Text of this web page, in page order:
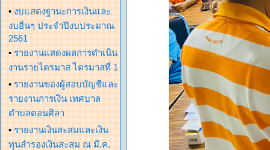
• งบแสดงฐานะการเงินและ
งบอื่นๆ ประจำปีงบประมาณ
2561
• รายงานแสดงผลการดำเนิน
งานรายไตรมาส ไตรมาสที่ 1
• รายงานของผู้สอบบัญชีและ
รายงานการเงิน เทศบาล
ตำบลดอนศิลา
• รายงานเงินสะสมและเงิน
ทุนสำรองเงินสะสม ณ มี.ค.